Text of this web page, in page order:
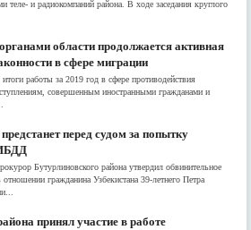
теле- и радиокомпаний района. В ходе заседания круглого
области продолжается активная
в сфере миграции
работы за 2019 год в сфере противодействия
совершенным иностранными гражданами и
перед судом за попытку
Бутурлиновского района утвердил обвинительное
гражданина Узбекистана 39-летнего Петра
принял участие в работе